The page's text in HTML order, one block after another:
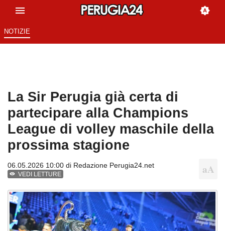
NOTIZIE
La Sir Perugia già certa di
partecipare alla Champions
League di volley maschile della
prossima stagione
06.05.2026 10:00 di Redazione Perugia24.net
VEDI LETTURE